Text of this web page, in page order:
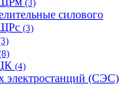
(3)
силового
(3)
(4)
электростанций (СЭС)